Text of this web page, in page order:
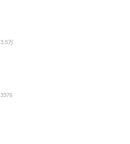
3.5万
3376